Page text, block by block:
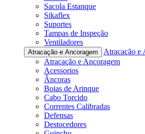
Sacola Estanque
Sikaflex
Suportes
Tampas de Inspeção
Ventiladores
Atracação e Ancoragem
Atracação e
Atracação e Ancoragem
Acessorios
Âncoras
Boias de Arinque
Cabo Torcido
Correntes Calibradas
Defensas
Destocedores